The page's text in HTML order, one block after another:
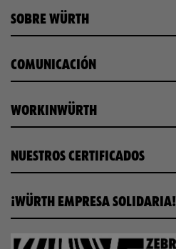
SOBRE WÜRTH
COMUNICACIÓN
WORKINWÜRTH
NUESTROS CERTIFICADOS
¡WÜRTH EMPRESA SOLIDARIA!